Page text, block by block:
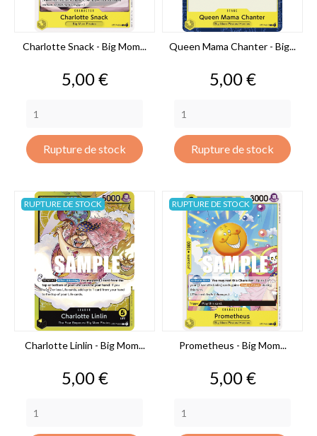
Charlotte Snack - Big Mom...
Prix
5,00 €
Rupture de stock
Queen Mama Chanter - Big...
Prix
5,00 €
Rupture de stock
Charlotte Linlin - Big Mom...
Prix
5,00 €
RUPTURE DE STOCK
Prometheus - Big Mom...
Prix
5,00 €
RUPTURE DE STOCK